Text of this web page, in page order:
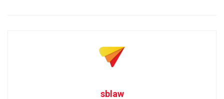
sblaw